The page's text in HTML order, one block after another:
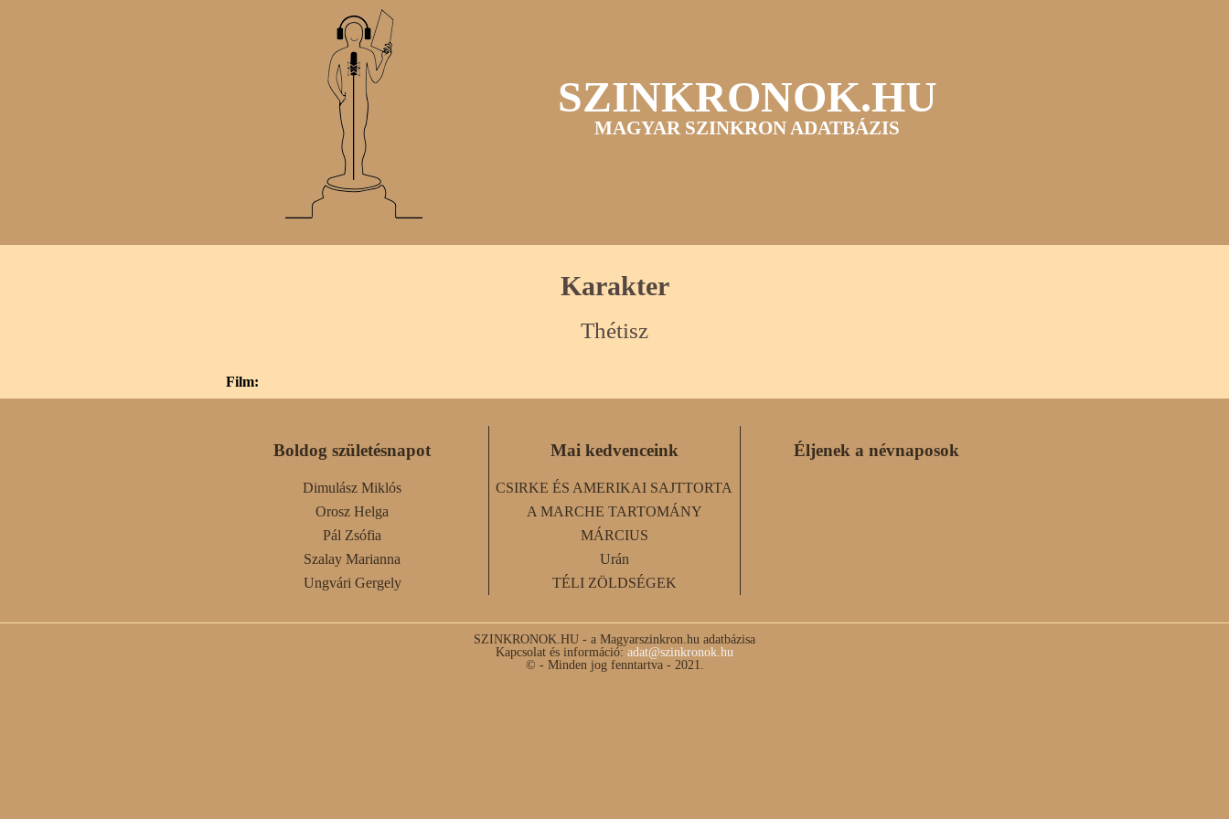
SZINKRONOK.HU
MAGYAR SZINKRON ADATBÁZIS
Karakter
Thétisz
Film:
Boldog születésnapot
Dimulász Miklós
Orosz Helga
Pál Zsófia
Szalay Marianna
Ungvári Gergely
Mai kedvenceink
CSIRKE ÉS AMERIKAI SAJTTORTA
A MARCHE TARTOMÁNY
MÁRCIUS
Urán
TÉLI ZÖLDSÉGEK
Éljenek a névnaposok
SZINKRONOK.HU - a Magyarszinkron.hu adatbázisa
Kapcsolat és információ: adat@szinkronok.hu
© - Minden jog fenntartva - 2021.